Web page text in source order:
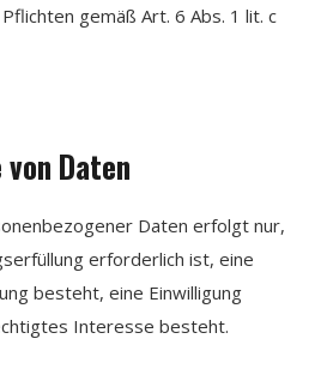
gemäß Art. 6 Abs. 1 lit. c
Daten
Daten erfolgt nur,
erforderlich ist, eine
besteht, eine Einwilligung
Interesse besteht.